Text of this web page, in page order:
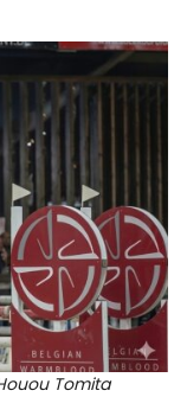
Tomita